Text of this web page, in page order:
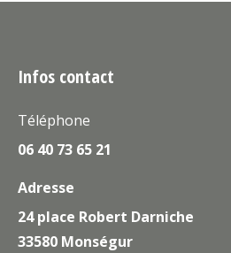
Infos contact
Téléphone
06 40 73 65 21
Adresse
24 place Robert Darniche
33580 Monségur